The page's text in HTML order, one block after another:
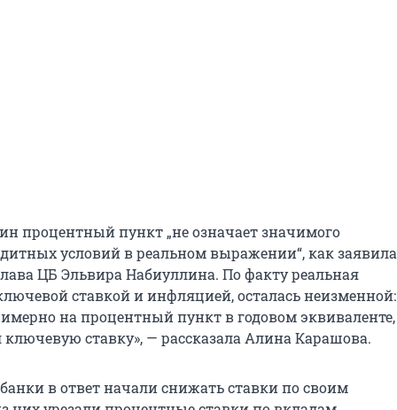
процентный пункт „не означает значимого
условий в реальном выражении“, как заявила
ЦБ Эльвира Набиуллина. По факту реальная
ставкой и инфляцией, осталась неизменной:
на процентный пункт в годовом эквиваленте,
ставку», — рассказала Алина Карашова.
банки в ответ начали снижать ставки по своим